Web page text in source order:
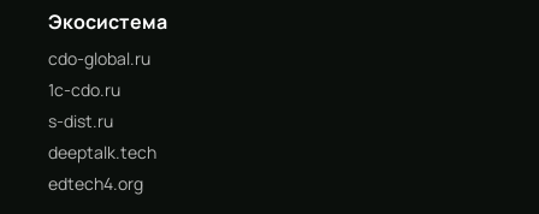
Экосистема
cdo-global.ru
1c-cdo.ru
s-dist.ru
deeptalk.tech
edtech4.org